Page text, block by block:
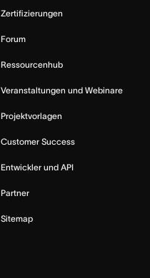
Zertifizierungen
Forum
Ressourcenhub
Veranstaltungen und Webinare
Projektvorlagen
Customer Success
Entwickler und API
Partner
Sitemap